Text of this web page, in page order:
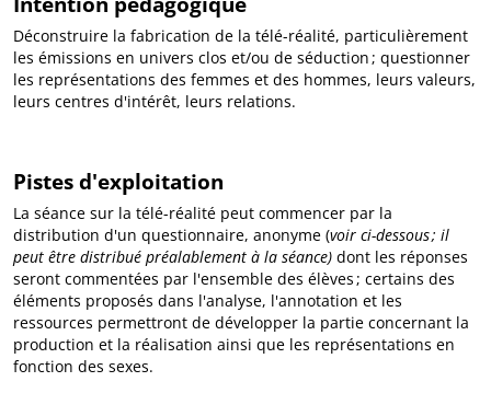
Déconstruire la fabrication de la télé-réalité, particulièrement
les émissions en univers clos et/ou de séduction ; questionner
les représentations des femmes et des hommes, leurs valeurs,
leurs centres d'intérêt, leurs relations.
Pistes d'exploitation
La séance sur la télé-réalité peut commencer par la
distribution d'un questionnaire, anonyme (voir ci-dessous ; il
peut être distribué préalablement à la séance) dont les réponses
seront commentées par l'ensemble des élèves ; certains des
éléments proposés dans l'analyse, l'annotation et les
ressources permettront de développer la partie concernant la
production et la réalisation ainsi que les représentations en
fonction des sexes.